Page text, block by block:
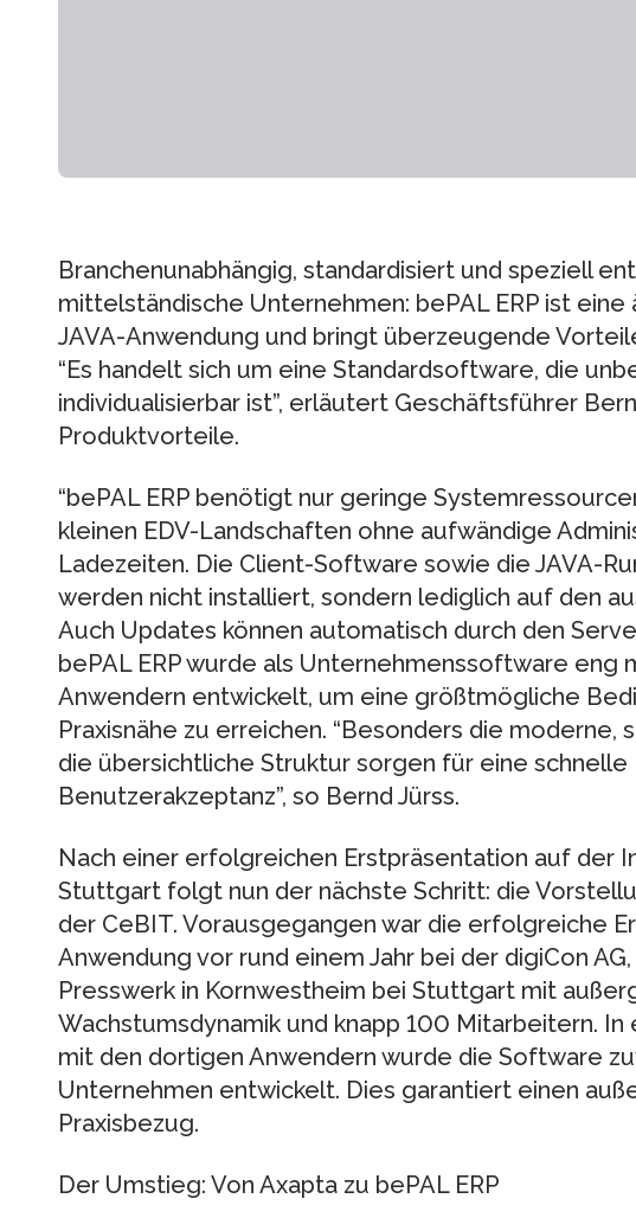
Branchenunabhängig, standardisiert und speziell
mittelständische Unternehmen: bePAL ERP ist
JAVA-Anwendung und bringt überzeugende
“Es handelt sich um eine Standardsoftware, die
individualisierbar ist”, erläutert Geschäftsführer
Produktvorteile.
“bePAL ERP benötigt nur geringe
kleinen EDV-Landschaften ohne aufwändige
Ladezeiten. Die Client-Software sowie die JAVA-
werden nicht installiert, sondern lediglich auf den
Auch Updates können automatisch durch den
bePAL ERP wurde als Unternehmenssoftware eng
Anwendern entwickelt, um eine größtmögliche
Praxisnähe zu erreichen. “Besonders die moderne,
die übersichtliche Struktur sorgen für eine schnelle
Benutzerakzeptanz”, so Bernd Jürss.
Nach einer erfolgreichen Erstpräsentation auf der
Stuttgart folgt nun der nächste Schritt: die
der CeBIT. Vorausgegangen war die erfolgreiche
Anwendung vor rund einem Jahr bei der digiCon
Presswerk in Kornwestheim bei Stuttgart mit
Wachstumsdynamik und knapp 100 Mitarbeitern.
mit den dortigen Anwendern wurde die Software
Unternehmen entwickelt. Dies garantiert einen
Praxisbezug.
Der Umstieg: Von Axapta zu bePAL ERP